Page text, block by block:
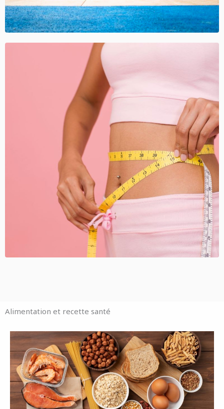
Alimentation et recette santé